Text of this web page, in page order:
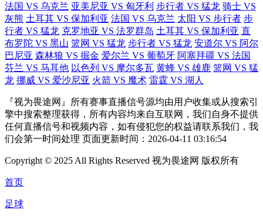
法国 VS 乌克兰 亚美尼亚 VS 匈牙利 步行者 VS 猛龙 骑士 VS
灰熊 土耳其 VS 保加利亚 法国 VS 乌克兰 太阳 VS 步行者 步
行者 VS 猛龙 克罗地亚 VS 法罗群岛 土耳其 VS 保加利亚 直
布罗陀 VS 黑山 篮网 VS 猛龙 步行者 VS 猛龙 安道尔 VS 阿尔
巴尼亚 森林狼 VS 掘金 爱尔兰 VS 葡萄牙 阿塞拜疆 VS 法国
芬兰 VS 马耳他 以色列 VS 摩尔多瓦 黄蜂 VS 雄鹿 篮网 VS 猛
龙 挪威 VS 爱沙尼亚 火箭 VS 魔术 雷霆 VS 湖人
『视为畏途网』所有赛事直播信号源均由用户收集或从搜索引
擎中搜索整理获得，所有内容均来自互联网，我们自身不提供
任何直播信号和视频内容，如有侵犯您的权益请联系我们，我
们会第一时间处理 页面更新时间：2026-04-11 03:16:54
Copyright © 2025 All Rights Reserved 视为畏途网 版权所有
首页
足球